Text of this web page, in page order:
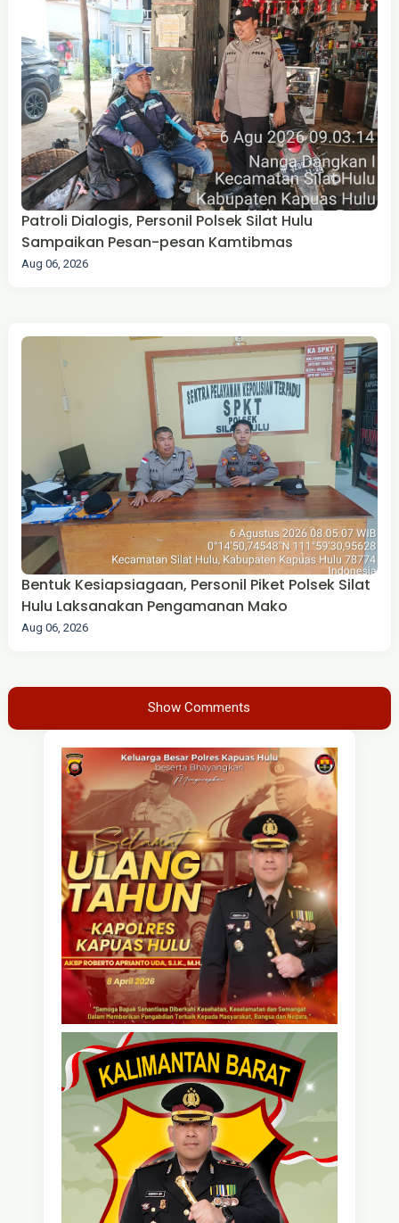
Patroli Dialogis, Personil Polsek Silat Hulu
Sampaikan Pesan-pesan Kamtibmas
Aug 06, 2026
Bentuk Kesiapsiagaan, Personil Piket Polsek Silat
Hulu Laksanakan Pengamanan Mako
Aug 06, 2026
Show Comments